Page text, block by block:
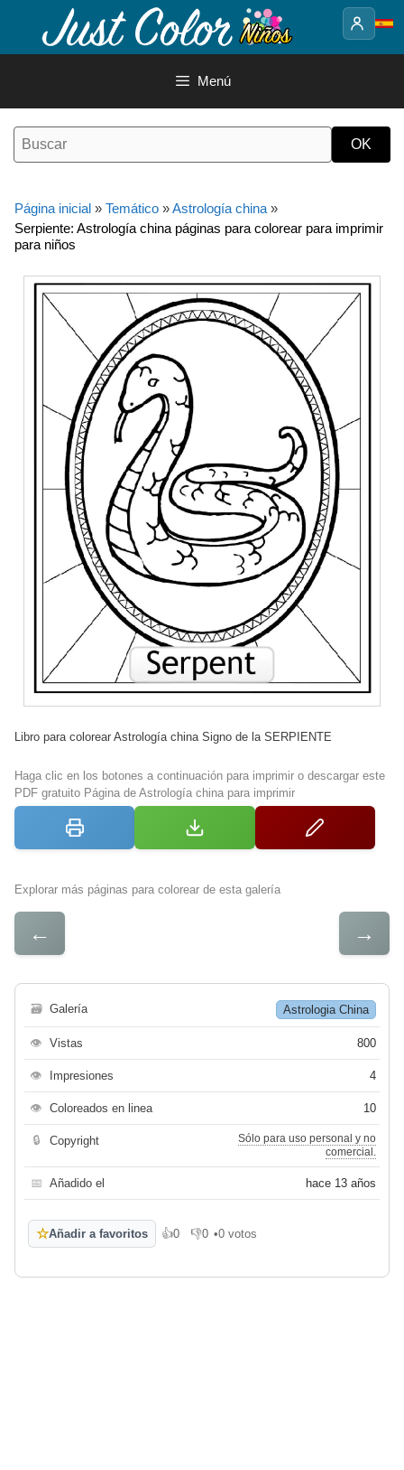
contenido
Menú
Página inicial » Temático »Astrología china »
Serpiente: Astrología china páginas para colorear para imprimir
para niños
Libro para colorear Astrología china Signo de la SERPIENTE
Haga clic en los botones a continuación para imprimir o descargar este
PDF gratuito Página de Astrología china para imprimir
Explorar más páginas para colorear de esta galería
← →
🗃 Galería Astrologia China
👁 Vistas 800
👁 Impresiones 4
👁 Coloreados en linea 10
🔒 Copyright
Sólo para uso personal y no
comercial.
📅 Añadido el hace 13 años
☆Añadir a favoritos 👍0
Me gusta
👎0
No me gusta
•0 votos